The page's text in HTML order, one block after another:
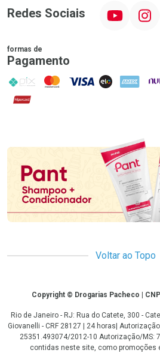
Redes Sociais
formas de
Pagamento
PIX MasterCard
VISA ELO AMEX
Hipercard
Promoção em
Voltar ao Topo
CopyrightCopyright © Drogarias Pacheco |
Rio de Janeiro - RJ: Rua do Catete, 300 -
Giovanelli - CRF 28127 | 24 horas|
25351.493074/2012-10 Autorização/MS:
contidas neste site, como promoções